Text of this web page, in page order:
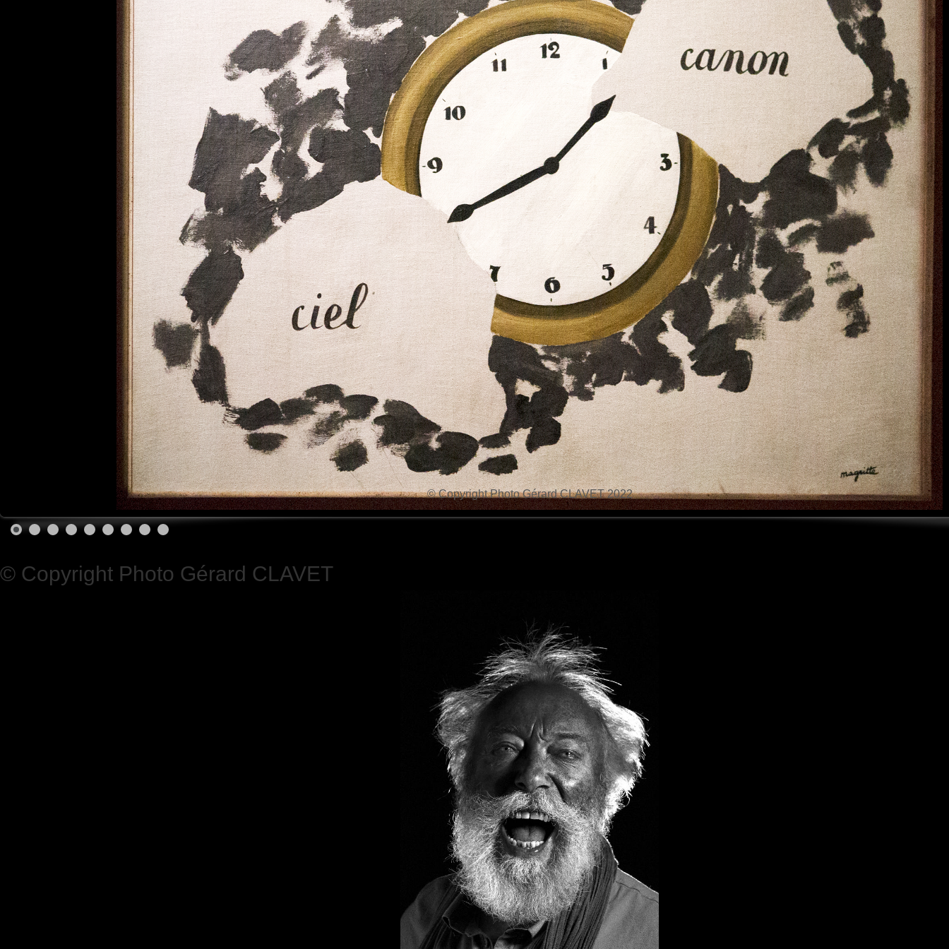
© Copyright Photo Gérard CLAVET 2022
© Copyright Photo Gérard CLAVET